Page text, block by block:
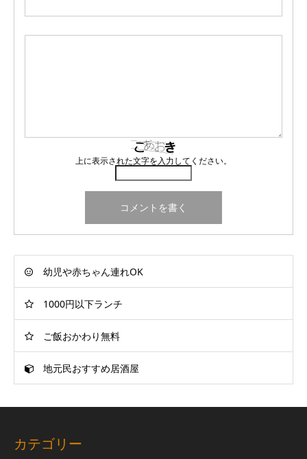
上に表示された文字を入力してください。
幼児や赤ちゃん連れOK
1000円以下ランチ
ご飯おかわり無料
地元民おすすめ居酒屋
カテゴリー